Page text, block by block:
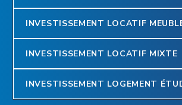
INVESTISSEMENT LOCATIF
INVESTISSEMENT LOCATIF MIXTE
INVESTISSEMENT LOGEMENT